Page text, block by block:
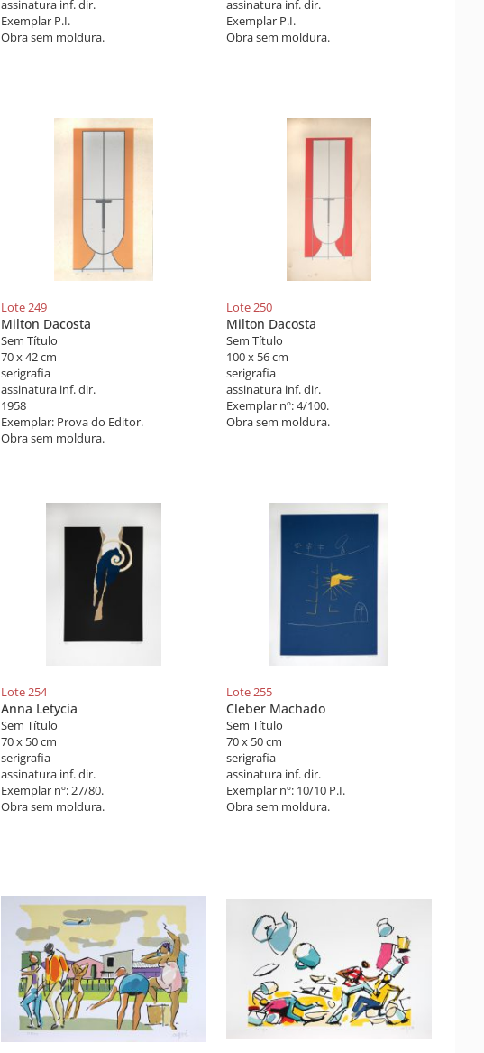
assinatura inf. dir.
Exemplar P.I.
Obra sem moldura.
assinatura inf. dir.
Exemplar P.I.
Obra sem moldura.
Lote 249
Milton Dacosta
Sem Título
70 x 42 cm
serigrafia
assinatura inf. dir.
1958
Exemplar: Prova do Editor.
Obra sem moldura.
Lote 250
Milton Dacosta
Sem Título
100 x 56 cm
serigrafia
assinatura inf. dir.
Exemplar nº: 4/100.
Obra sem moldura.
Lote 254
Anna Letycia
Sem Título
70 x 50 cm
serigrafia
assinatura inf. dir.
Exemplar nº: 27/80.
Obra sem moldura.
Lote 255
Cleber Machado
Sem Título
70 x 50 cm
serigrafia
assinatura inf. dir.
Exemplar nº: 10/10 P.I.
Obra sem moldura.